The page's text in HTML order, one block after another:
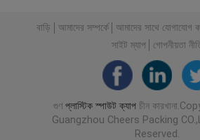
বাড়ি আমাদের সম্পর্কে আমাদের সাথে যোগাযোগ
সাইট ম্যাপ
গোপনীয়তা
গুণপ্লাস্টিক স্পাউট ক্যাপ চীন
Guangzhou Cheers Packing
Reserved.